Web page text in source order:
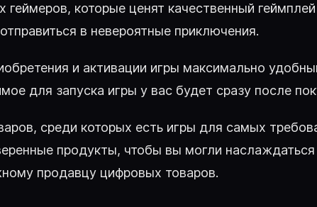
которые ценят качественный
в невероятные приключения.
и активации игры максимально
для запуска игры у вас будет сразу после
среди которых есть игры для самых
продукты, чтобы вы могли
продавцу цифровых товаров.